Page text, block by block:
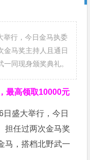
举行，今日金马执委
金马奖主持人且通日
同现身颁奖典礼。
最高领取10000元
盛大举行，今日
担任过两次金马奖
马，搭档北野武一